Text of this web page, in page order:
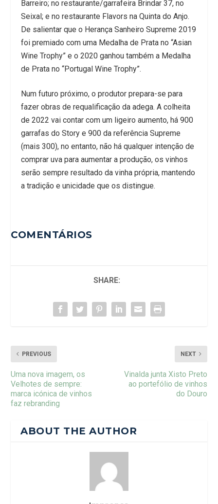
Barreiro; no restaurante/garrafeira Brindar 37, no
Seixal; e no restaurante Flavors na Quinta do Anjo.
De salientar que o Herança Sanheiro Supreme 2019
foi premiado com uma Medalha de Prata no “Asian
Wine Trophy” e o 2020 ganhou também a Medalha
de Prata no “Portugal Wine Trophy”.
Num futuro próximo, o produtor prepara-se para
fazer obras de requalificação da adega. A colheita
de 2022 vai contar com um ligeiro aumento, há 900
garrafas do Story e 900 da referência Supreme
(mais 300), no entanto, não há qualquer intenção de
comprar uva para aumentar a produção, os vinhos
serão sempre resultado da vinha própria, mantendo
a tradição e unicidade que os distingue.
COMENTÁRIOS
SHARE:
PREVIOUS
Uma nova imagem, os
Velhotes de sempre:
marca icónica de vinhos
faz rebranding
NEXT
Vinalda junta Xisto Preto
ao portefólio de vinhos
do Douro
ABOUT THE AUTHOR